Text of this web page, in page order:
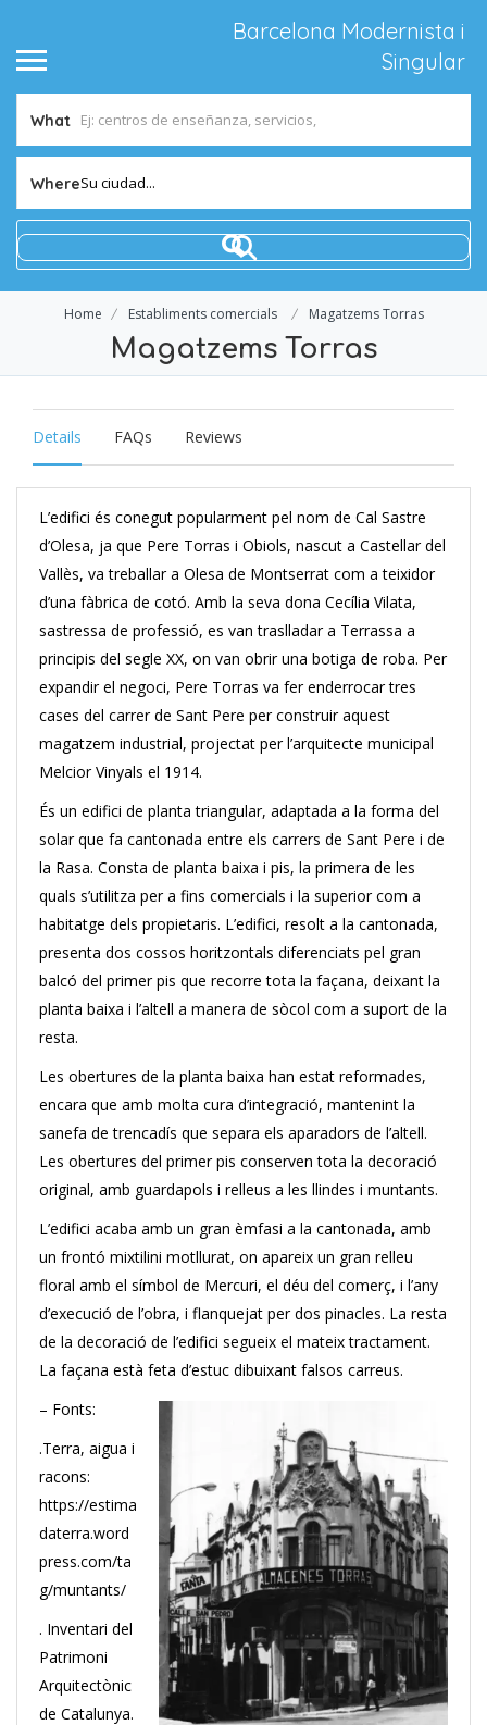
Barcelona Modernista i
Singular
What
WhereSu ciudad...
Home Establiments comercials Magatzems Torras
Magatzems Torras
Details FAQs Reviews
L’edifici és conegut popularment pel nom de Cal Sastre
d’Olesa, ja que Pere Torras i Obiols, nascut a Castellar del
Vallès, va treballar a Olesa de Montserrat com a teixidor
d’una fàbrica de cotó. Amb la seva dona Cecília Vilata,
sastressa de professió, es van traslladar a Terrassa a
principis del segle XX, on van obrir una botiga de roba. Per
expandir el negoci, Pere Torras va fer enderrocar tres
cases del carrer de Sant Pere per construir aquest
magatzem industrial, projectat per l’arquitecte municipal
Melcior Vinyals el 1914.
És un edifici de planta triangular, adaptada a la forma del
solar que fa cantonada entre els carrers de Sant Pere i de
la Rasa. Consta de planta baixa i pis, la primera de les
quals s’utilitza per a fins comercials i la superior com a
habitatge dels propietaris. L’edifici, resolt a la cantonada,
presenta dos cossos horitzontals diferenciats pel gran
balcó del primer pis que recorre tota la façana, deixant la
planta baixa i l’altell a manera de sòcol com a suport de la
resta.
Les obertures de la planta baixa han estat reformades,
encara que amb molta cura d’integració, mantenint la
sanefa de trencadís que separa els aparadors de l’altell.
Les obertures del primer pis conserven tota la decoració
original, amb guardapols i relleus a les llindes i muntants.
L’edifici acaba amb un gran èmfasi a la cantonada, amb
un frontó mixtilini motllurat, on apareix un gran relleu
floral amb el símbol de Mercuri, el déu del comerç, i l’any
d’execució de l’obra, i flanquejat per dos pinacles. La resta
de la decoració de l’edifici segueix el mateix tractament.
La façana està feta d’estuc dibuixant falsos carreus.
– Fonts:
.Terra, aigua i
racons:
https://estima
daterra.word
press.com/ta
g/muntants/
. Inventari del
Patrimoni
Arquitectònic
de Catalunya.